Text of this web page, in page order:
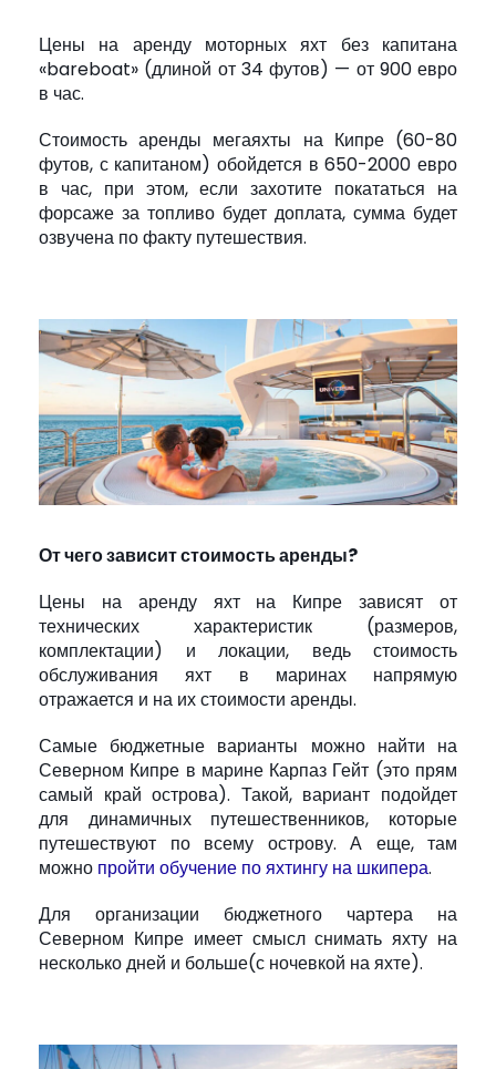
Цены на аренду моторных яхт без капитана
«bareboat» (длиной от 34 футов) — от 900 евро
в час.
Стоимость аренды мегаяхты на Кипре (60-80
футов, с капитаном) обойдется в 650-2000 евро
в час, при этом, если захотите покататься на
форсаже за топливо будет доплата, сумма будет
озвучена по факту путешествия.
От чего зависит стоимость аренды?
Цены на аренду яхт на Кипре зависят от
технических характеристик (размеров,
комплектации) и локации, ведь стоимость
обслуживания яхт в маринах напрямую
отражается и на их стоимости аренды.
Самые бюджетные варианты можно найти на
Северном Кипре в марине Карпаз Гейт (это прям
самый край острова). Такой, вариант подойдет
для динамичных путешественников, которые
путешествуют по всему острову. А еще, там
можно пройти обучение по яхтингу на шкипера.
Для организации бюджетного чартера на
Северном Кипре имеет смысл снимать яхту на
несколько дней и больше(с ночевкой на яхте).